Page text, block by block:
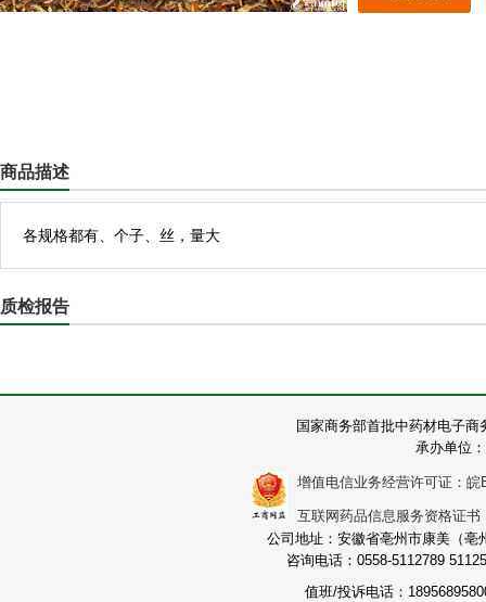
商品描述
各规格都有、个子、丝，量大
质检报告
国家商务部首批中药材电子
承办单位
增值电信业务经营许可证：皖
互联网药品信息服务资格证
公司地址：安徽省亳州市康美（
咨询电话：0558-5112789
值班/投诉电话：